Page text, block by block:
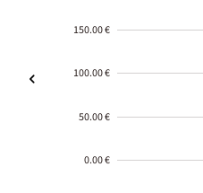
150.00 €
100.00 €
50.00 €
0.00 €